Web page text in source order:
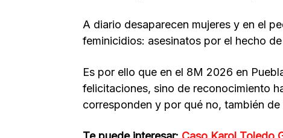
A diario desaparecen mujeres y en el
feminicidios: asesinatos por el hecho
Es por ello que en el 8M 2026 en
felicitaciones, sino de reconocimiento
corresponden y por qué no, también de